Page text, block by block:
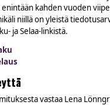
enintään kahden vuoden
niillä on yleistä
ja Selaa-linkistä.
vastaa Lena